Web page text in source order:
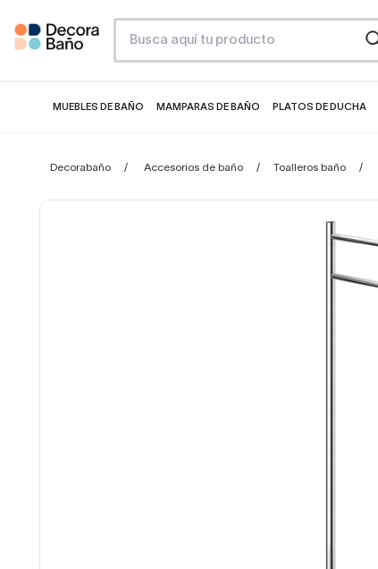
MUEBLES DE BAÑO MAMPARAS DE BAÑO PLATOS DE DUCHA
Decorabaño Accesorios de baño Toalleros baño